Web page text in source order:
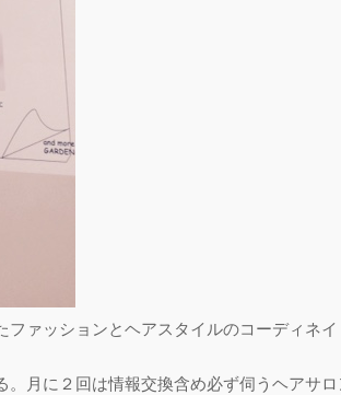
ァッションとヘアスタイルのコーディネ
月に２回は情報交換含め必ず伺うヘアサ